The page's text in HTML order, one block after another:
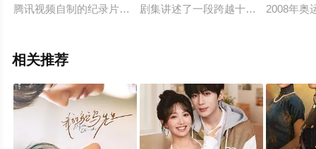
腾讯视频自制的纪录片《风云战国之枭雄》第二季定档9月15日
剧集讲述了一段跨越十年的沉郁青春
2008年奥
相关推荐